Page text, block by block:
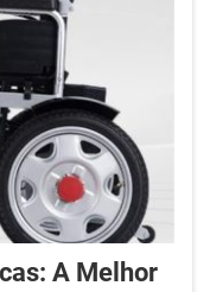
A Melhor